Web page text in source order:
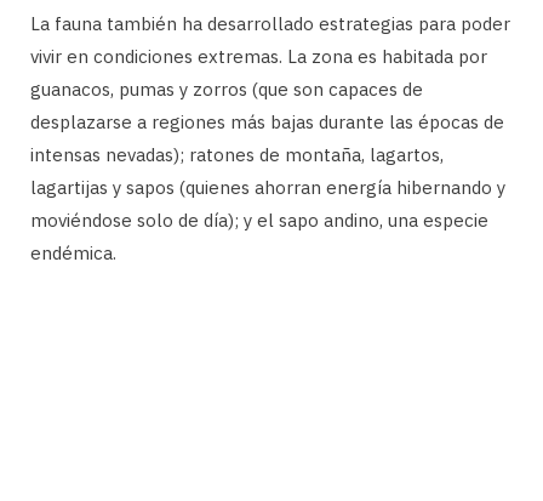
La fauna también ha desarrollado estrategias para poder
vivir en condiciones extremas. La zona es habitada por
guanacos, pumas y zorros (que son capaces de
desplazarse a regiones más bajas durante las épocas de
intensas nevadas); ratones de montaña, lagartos,
lagartijas y sapos (quienes ahorran energía hibernando y
moviéndose solo de día); y el sapo andino, una especie
endémica.